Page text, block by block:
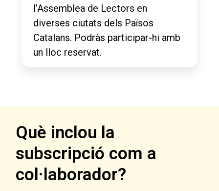
l’Assemblea de Lectors en
diverses ciutats dels Països
Catalans. Podràs participar-hi amb
un lloc reservat.
Què inclou la
subscripció com a
col·laborador?